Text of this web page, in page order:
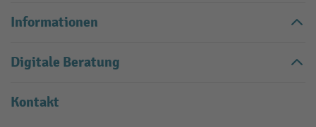
Informationen
Digitale Beratung
Kontakt